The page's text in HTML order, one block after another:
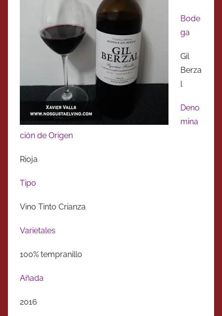
Bode
ga
Gil
Berza
l
Deno
mina
ción de Origen
Rioja
Tipo
Vino Tinto Crianza
Varietales
100% tempranillo
Añada
2016